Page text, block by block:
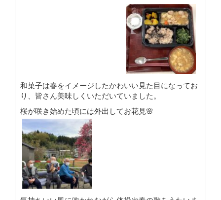
和菓子は春をイメージしたかわいい見た目になってお
り、皆さん美味しくいただいていました。
桜が咲き始めた頃には外出してお花見🌸